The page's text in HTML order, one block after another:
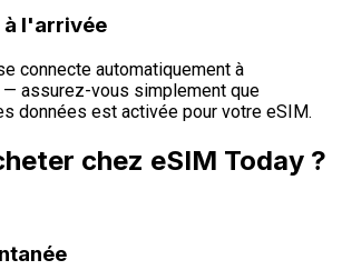
l'arrivée
connecte automatiquement à
assurez-vous simplement que
données est activée pour votre eSIM.
chez eSIM Today ?